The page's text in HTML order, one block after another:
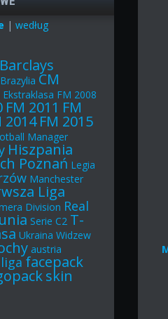
|według
Barclays
Brazylia CM
Ekstraklasa FM 2008
FM 2011 FM
2014 FM 2015
Manager
Hiszpania
Poznań Legia
Manchester
Liga
Division Real
Serie C2 T-
Ukraina Widzew
austria
facepack
skin